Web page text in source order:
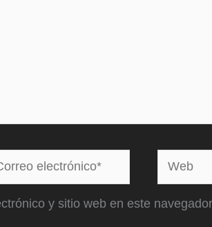
Web
y sitio web en este